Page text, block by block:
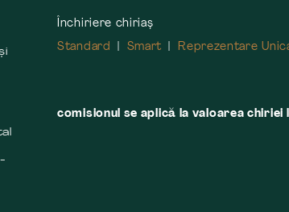
Închiriere chiriaș
Standard
Smart Reprezentare
comisionul se aplică la valoarea